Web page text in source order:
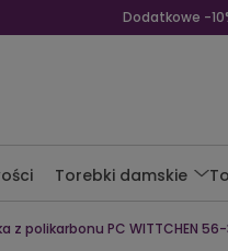
Dodatkowe -
Torebki damskie
z polikarbonu PC WITTCHEN